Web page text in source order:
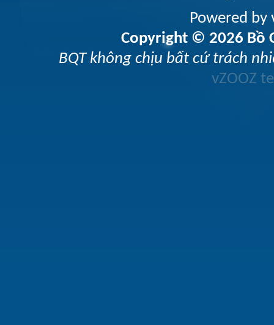
Powered
Copyright © 2026 Bồ
BQT không chịu bất cứ trách
vZOOZ